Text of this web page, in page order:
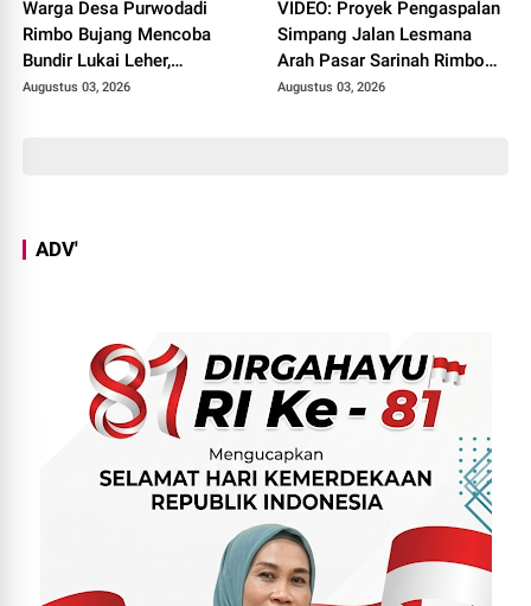
Warga Desa Purwodadi
Rimbo Bujang Mencoba
Bundir Lukai Leher,
Sebelumnya Pernah Potong
Augustus 03, 2026
VIDEO: Proyek Pengaspalan
Simpang Jalan Lesmana
Arah Pasar Sarinah Rimbo
Bujang Sedot Anggaran Rp
Augustus 03, 2026
ADV'